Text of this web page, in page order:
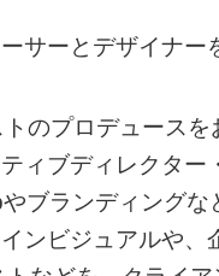
サーとデザイナー
のプロデュースを
ィブディレクター
ブランディングな
ンビジュアルや、